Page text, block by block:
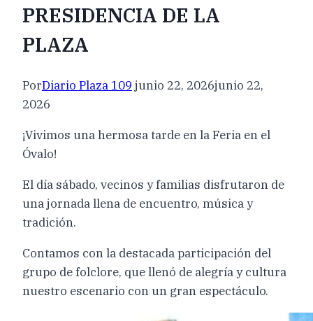
PRESIDENCIA DE LA
PLAZA
PorDiario Plaza 109 junio 22, 2026junio 22,
2026
¡Vivimos una hermosa tarde en la Feria en el
Óvalo!
El día sábado, vecinos y familias disfrutaron de
una jornada llena de encuentro, música y
tradición.
Contamos con la destacada participación del
grupo de folclore, que llenó de alegría y cultura
nuestro escenario con un gran espectáculo.